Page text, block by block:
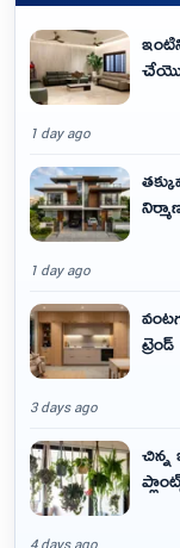
1 day ago
1 day ago
ట్రెండ్
3 days ago
4 days ago